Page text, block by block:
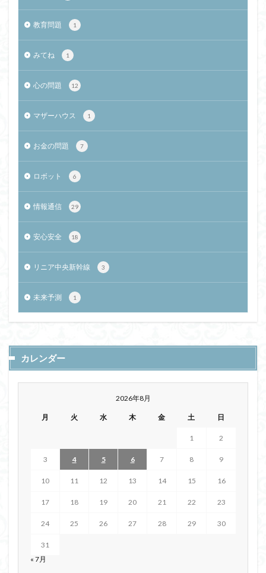
教育問題 1
みてね 1
心の問題 12
マザーハウス 1
お金の問題 7
ロボット 6
情報通信 29
安心安全 18
リニア中央新幹線 3
未来予測 1
カレンダー
2026年8月
月 火 水 木 金 土 日
1 2
3 4 5 6 7 8 9
10 11 12 13 14 15 16
17 18 19 20 21 22 23
24 25 26 27 28 29 30
31
« 7月